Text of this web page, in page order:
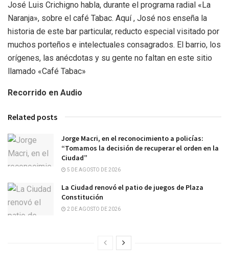
José Luis Crichigno habla, durante el programa radial «La
Naranja», sobre el café Tabac. Aquí , José nos enseña la
historia de este bar particular, reducto especial visitado por
muchos porteños e intelectuales consagrados. El barrio, los
orígenes, las anécdotas y su gente no faltan en este sitio
llamado «Café Tabac»
Recorrido en Audio
Related posts
Jorge Macri, en el reconocimiento a policías:
“Tomamos la decisión de recuperar el orden en la
Ciudad”
5 DE AGOSTO DE 2026
La Ciudad renovó el patio de juegos de Plaza
Constitución
2 DE AGOSTO DE 2026